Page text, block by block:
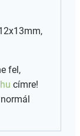
fel,
címre!